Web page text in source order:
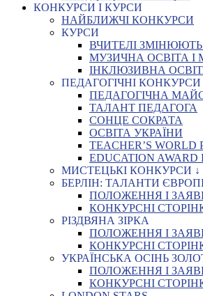
КОНКУРСИ І КУРСИ
НАЙБЛИЖЧІ КОНКУРСИ
КУРСИ
ВЧИТЕЛІ ЗМІНЮЮТЬ
МУЗИЧНА ОСВІТА І
ІНКЛЮЗИВНА ОСВІТА:
ПЕДАГОГІЧНІ
ПЕДАГОГІЧНА
ТАЛАНТ ПЕДАГОГА
СОНЦЕ СОКРАТА
ОСВІТА УКРАЇНИ
TEACHER’S WORLD
EDUCATION AWARD
МИСТЕЦЬКІ КОНКУРСИ ↓
БЕРЛІН: ТАЛАНТИ
ПОЛОЖЕННЯ І
КОНКУРСНІ
РІЗДВЯНА ЗІРКА
ПОЛОЖЕННЯ І
КОНКУРСНІ
УКРАЇНСЬКА ОСІНЬ
ПОЛОЖЕННЯ І
КОНКУРСНІ